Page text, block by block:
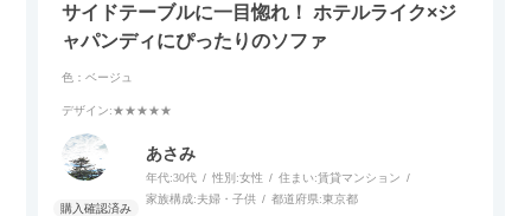
サイドテーブルに一目惚れ！ ホテルライク×ジ
ャパンディにぴったりのソファ
色：ベージュ
デザイン:★★★★★
あさみ
年代:30代 性別:女性 住まい:賃貸マンション
家族構成:夫婦・子供 都道府県:東京都